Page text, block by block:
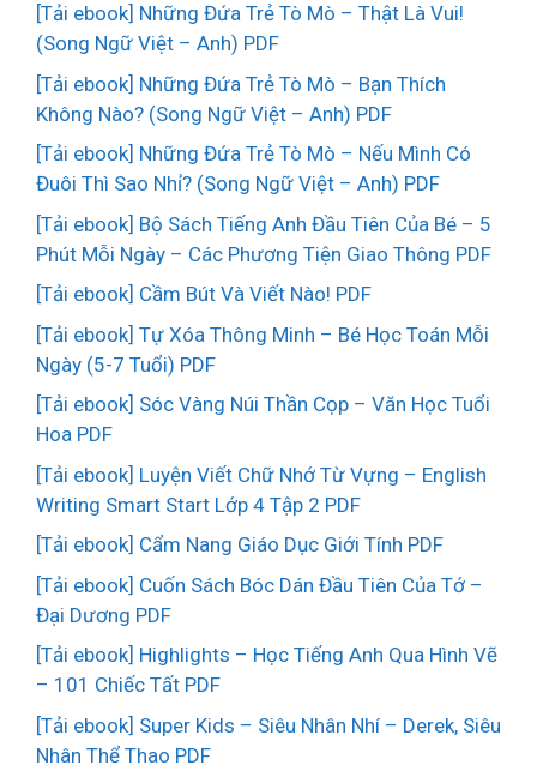
[Tải ebook] Những Đứa Trẻ Tò Mò – Thật Là Vui!
(Song Ngữ Việt – Anh) PDF
[Tải ebook] Những Đứa Trẻ Tò Mò – Bạn Thích
Không Nào? (Song Ngữ Việt – Anh) PDF
[Tải ebook] Những Đứa Trẻ Tò Mò – Nếu Mình Có
Đuôi Thì Sao Nhỉ? (Song Ngữ Việt – Anh) PDF
[Tải ebook] Bộ Sách Tiếng Anh Đầu Tiên Của Bé – 5
Phút Mỗi Ngày – Các Phương Tiện Giao Thông PDF
[Tải ebook] Cầm Bút Và Viết Nào! PDF
[Tải ebook] Tự Xóa Thông Minh – Bé Học Toán Mỗi
Ngày (5-7 Tuổi) PDF
[Tải ebook] Sóc Vàng Núi Thần Cọp – Văn Học Tuổi
Hoa PDF
[Tải ebook] Luyện Viết Chữ Nhớ Từ Vựng – English
Writing Smart Start Lớp 4 Tập 2 PDF
[Tải ebook] Cẩm Nang Giáo Dục Giới Tính PDF
[Tải ebook] Cuốn Sách Bóc Dán Đầu Tiên Của Tớ –
Đại Dương PDF
[Tải ebook] Highlights – Học Tiếng Anh Qua Hình Vẽ
– 101 Chiếc Tất PDF
[Tải ebook] Super Kids – Siêu Nhân Nhí – Derek, Siêu
Nhân Thể Thao PDF